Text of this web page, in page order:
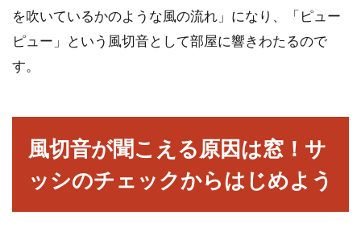
窓に取り付け...
分譲マンションは、一軒家と同じく一応の終の
棲家として購入するものです。そんな新しい我
が家に入居...
を吹いているかのような風の流れ」になり、「ピュー
ピュー」という風切音として部屋に響きわたるので
す。
風切音が聞こえる原因は窓！サ
ッシのチェックからはじめよう